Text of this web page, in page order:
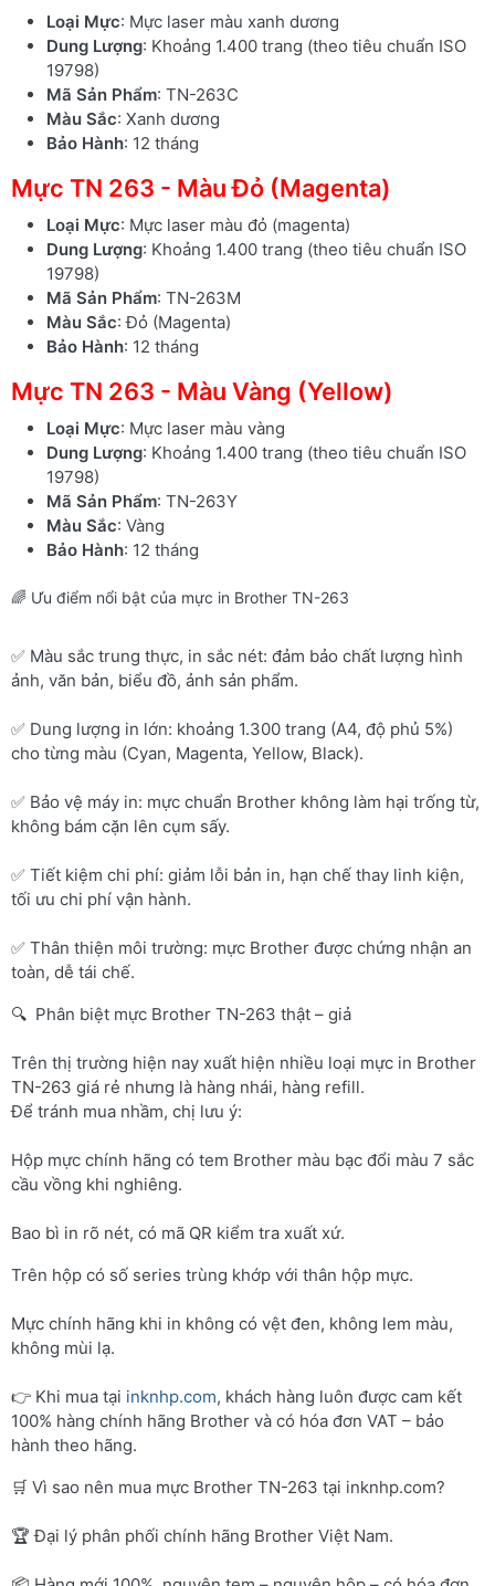
Loại Mực: Mực laser màu xanh dương
Dung Lượng: Khoảng 1.400 trang (theo tiêu chuẩn ISO
19798)
Mã Sản Phẩm: TN-263C
Màu Sắc: Xanh dương
Bảo Hành: 12 tháng
Mực TN 263 - Màu Đỏ (Magenta)
Loại Mực: Mực laser màu đỏ (magenta)
Dung Lượng: Khoảng 1.400 trang (theo tiêu chuẩn ISO
19798)
Mã Sản Phẩm: TN-263M
Màu Sắc: Đỏ (Magenta)
Bảo Hành: 12 tháng
Mực TN 263 - Màu Vàng (Yellow)
Loại Mực: Mực laser màu vàng
Dung Lượng: Khoảng 1.400 trang (theo tiêu chuẩn ISO
19798)
Mã Sản Phẩm: TN-263Y
Màu Sắc: Vàng
Bảo Hành: 12 tháng
🌈 Ưu điểm nổi bật của mực in Brother TN-263
✅ Màu sắc trung thực, in sắc nét: đảm bảo chất lượng hình
ảnh, văn bản, biểu đồ, ảnh sản phẩm.
✅ Dung lượng in lớn: khoảng 1.300 trang (A4, độ phủ 5%)
cho từng màu (Cyan, Magenta, Yellow, Black).
✅ Bảo vệ máy in: mực chuẩn Brother không làm hại trống từ,
không bám cặn lên cụm sấy.
✅ Tiết kiệm chi phí: giảm lỗi bản in, hạn chế thay linh kiện,
tối ưu chi phí vận hành.
✅ Thân thiện môi trường: mực Brother được chứng nhận an
toàn, dễ tái chế.
🔍 Phân biệt mực Brother TN-263 thật – giả
Trên thị trường hiện nay xuất hiện nhiều loại mực in Brother
TN-263 giá rẻ nhưng là hàng nhái, hàng refill.
Để tránh mua nhầm, chị lưu ý:
Hộp mực chính hãng có tem Brother màu bạc đổi màu 7 sắc
cầu vồng khi nghiêng.
Bao bì in rõ nét, có mã QR kiểm tra xuất xứ.
Trên hộp có số series trùng khớp với thân hộp mực.
Mực chính hãng khi in không có vệt đen, không lem màu,
không mùi lạ.
👉 Khi mua tại inknhp.com, khách hàng luôn được cam kết
100% hàng chính hãng Brother và có hóa đơn VAT – bảo
hành theo hãng.
🛒 Vì sao nên mua mực Brother TN-263 tại inknhp.com?
🏆 Đại lý phân phối chính hãng Brother Việt Nam.